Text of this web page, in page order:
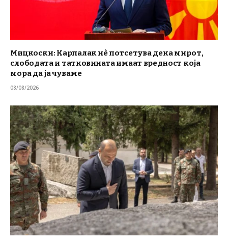
Мицкоски: Карпалак нè потсетува дека мирот,
слободата и татковината имаат вредност која
мора да ја чуваме
08/08/2026